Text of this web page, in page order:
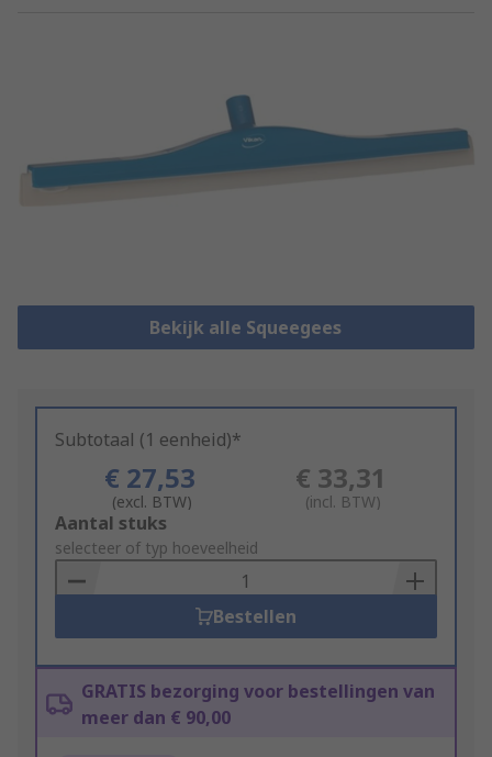
Bekijk alle Squeegees
Subtotaal (1 eenheid)*
€ 27,53
(excl. BTW)
€ 33,31
(incl. BTW)
Add
to
Basket
Aantal stuks
selecteer of typ hoeveelheid
Bestellen
GRATIS bezorging voor bestellingen van
meer dan € 90,00